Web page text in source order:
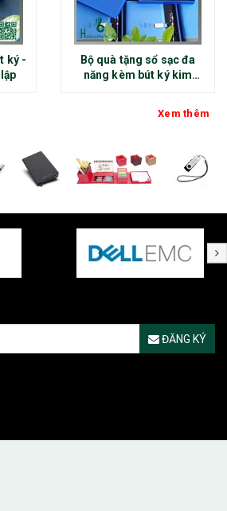
ký -
Bộ quà tặng sổ sạc đa
năng kèm bút ký kim
Xem thêm
ĐĂNG KÝ